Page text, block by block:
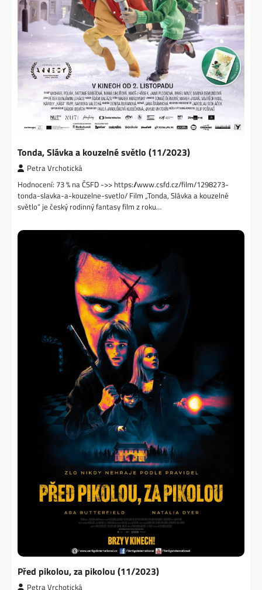
Tonda, Slávka a kouzelné světlo (11/2023)
Petra Vrchotická
Hodnocení: 73 % na ČSFD ->> https://www.csfd.cz/film/1298273-
tonda-slavka-a-kouzelne-svetlo/ Film „Tonda, Slávka a kouzelné
světlo“ je český rodinný fantasy film z roku…
Před pikolou, za pikolou (11/2023)
Petra Vrchotická